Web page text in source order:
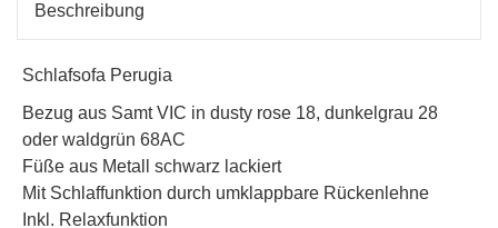
Beschreibung
Schlafsofa Perugia
Bezug aus Samt VIC in dusty rose 18, dunkelgrau 28
oder waldgrün 68AC
Füße aus Metall schwarz lackiert
Mit Schlaffunktion durch umklappbare Rückenlehne
Inkl. Relaxfunktion